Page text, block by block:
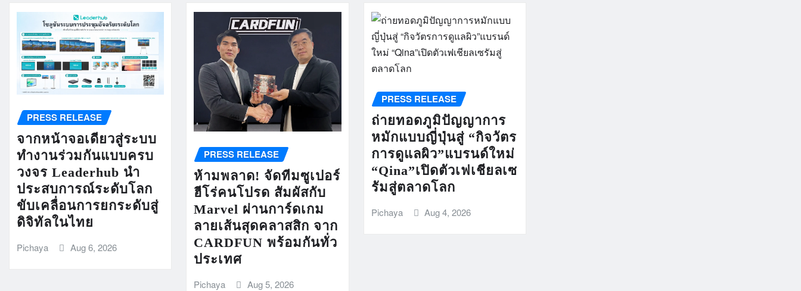
PRESS RELEASE
จากหน้าจอเดียวสู่ระบบ
ทำงานร่วมกันแบบครบ
วงจร Leaderhub นำ
ประสบการณ์ระดับโลก
ขับเคลื่อนการยกระดับสู่
ดิจิทัลในไทย
Pichaya Aug 6, 2026
PRESS RELEASE
ห้ามพลาด! จัดทีมซูเปอร์
ฮีโร่คนโปรด สัมผัสกับ
Marvel ผ่านการ์ดเกม
ลายเส้นสุดคลาสสิก จาก
CARDFUN พร้อมกันทั่ว
ประเทศ
Pichaya Aug 5, 2026
PRESS RELEASE
ถ่ายทอดภูมิปัญญาการ
หมักแบบญี่ปุ่นสู่ “กิจวัตร
การดูแลผิว”แบรนด์ใหม่
“Qina”เปิดตัวเฟเชียลเซ
รัมสู่ตลาดโลก
Pichaya Aug 4, 2026